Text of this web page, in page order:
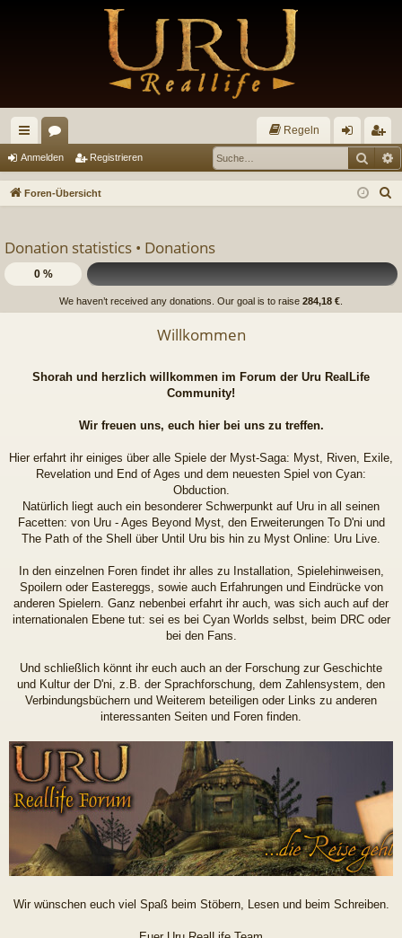
ch
ne
riff
or
en
Regeln
m
n
eg
ist
n
Anmelden Registrieren
Foren-Übersicht
e
Donation statistics • Donations
0 %
We haven’t received any donations. Our goal is to raise 284,18 €
Willkommen
Shorah und herzlich willkommen im Forum der Uru RealLife
Community!
Wir freuen uns, euch hier bei uns zu treffen.
Hier erfahrt ihr einiges über alle Spiele der Myst-Saga: Myst, Riven, Exile,
Revelation und End of Ages und dem neuesten Spiel von Cyan:
Obduction.
Natürlich liegt auch ein besonderer Schwerpunkt auf Uru in all seinen
Facetten: von Uru - Ages Beyond Myst, den Erweiterungen To D'ni und
The Path of the Shell über Until Uru bis hin zu Myst Online: Uru Live.
In den einzelnen Foren findet ihr alles zu Installation, Spielehinweisen,
Spoilern oder Eastereggs, sowie auch Erfahrungen und Eindrücke von
anderen Spielern. Ganz nebenbei erfahrt ihr auch, was sich auch auf der
internationalen Ebene tut: sei es bei Cyan Worlds selbst, beim DRC oder
bei den Fans.
Und schließlich könnt ihr euch auch an der Forschung zur Geschichte
und Kultur der D'ni, z.B. der Sprachforschung, dem Zahlensystem, den
Verbindungsbüchern und Weiterem beteiligen oder Links zu anderen
interessanten Seiten und Foren finden.
Wir wünschen euch viel Spaß beim Stöbern, Lesen und beim Schreiben.